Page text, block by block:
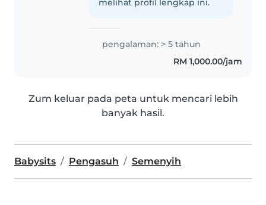
pengalaman: > 5 tahun
RM 1,000.00/jam
Zum keluar pada peta untuk mencari lebih
banyak hasil.
Babysits Pengasuh Semenyih